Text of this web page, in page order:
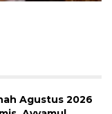
Agustus 2026